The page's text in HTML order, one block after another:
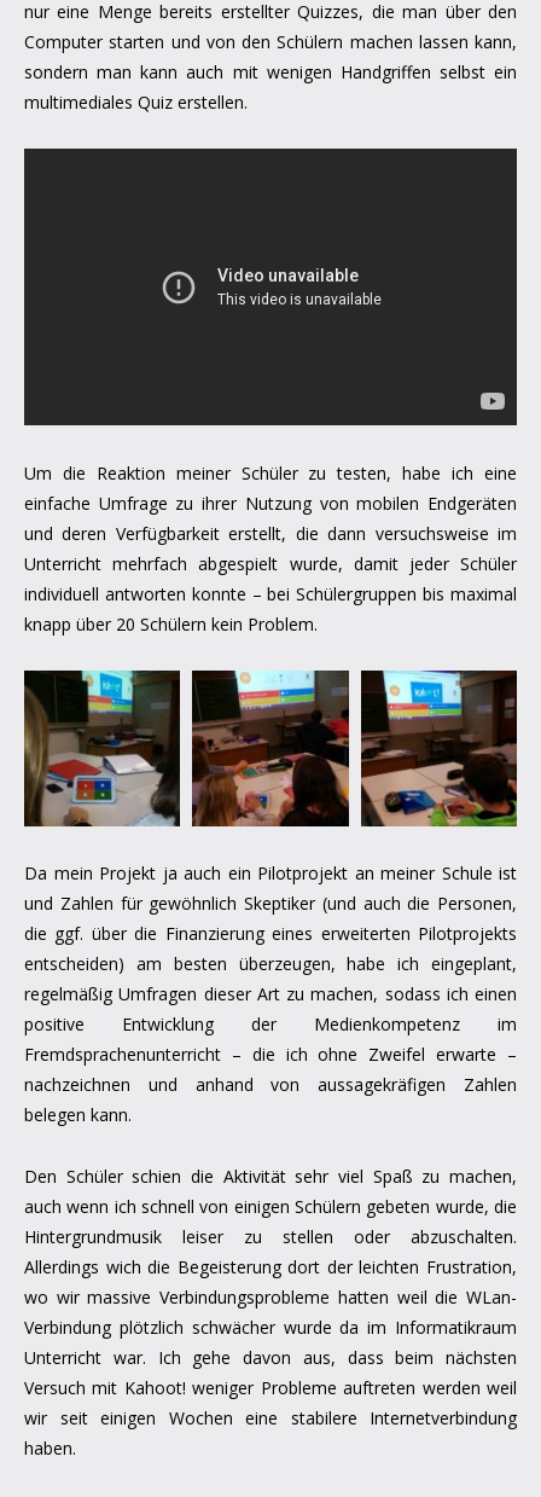
nur eine Menge bereits erstellter Quizzes, die man über den
Computer starten und von den Schülern machen lassen kann,
sondern man kann auch mit wenigen Handgriffen selbst ein
multimediales Quiz erstellen.
Um die Reaktion meiner Schüler zu testen, habe ich eine
einfache Umfrage zu ihrer Nutzung von mobilen Endgeräten
und deren Verfügbarkeit erstellt, die dann versuchsweise im
Unterricht mehrfach abgespielt wurde, damit jeder Schüler
individuell antworten konnte – bei Schülergruppen bis maximal
knapp über 20 Schülern kein Problem.
Da mein Projekt ja auch ein Pilotprojekt an meiner Schule ist
und Zahlen für gewöhnlich Skeptiker (und auch die Personen,
die ggf. über die Finanzierung eines erweiterten Pilotprojekts
entscheiden) am besten überzeugen, habe ich eingeplant,
regelmäßig Umfragen dieser Art zu machen, sodass ich einen
positive Entwicklung der Medienkompetenz im
Fremdsprachenunterricht – die ich ohne Zweifel erwarte –
nachzeichnen und anhand von aussagekräfigen Zahlen
belegen kann.
Den Schüler schien die Aktivität sehr viel Spaß zu machen,
auch wenn ich schnell von einigen Schülern gebeten wurde, die
Hintergrundmusik leiser zu stellen oder abzuschalten.
Allerdings wich die Begeisterung dort der leichten Frustration,
wo wir massive Verbindungsprobleme hatten weil die WLan-
Verbindung plötzlich schwächer wurde da im Informatikraum
Unterricht war. Ich gehe davon aus, dass beim nächsten
Versuch mit Kahoot! weniger Probleme auftreten werden weil
wir seit einigen Wochen eine stabilere Internetverbindung
haben.